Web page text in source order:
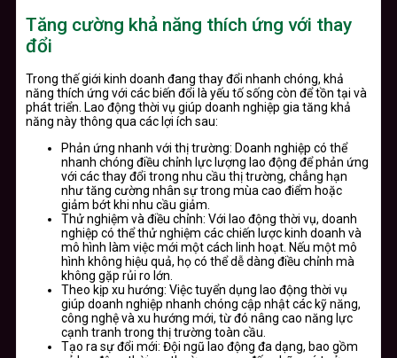
Tăng cường khả năng thích ứng với thay
đổi
Trong thế giới kinh doanh đang thay đổi nhanh chóng, khả
năng thích ứng với các biến đổi là yếu tố sống còn để tồn tại và
phát triển. Lao động thời vụ giúp doanh nghiệp gia tăng khả
năng này thông qua các lợi ích sau:
Phản ứng nhanh với thị trường: Doanh nghiệp có thể
nhanh chóng điều chỉnh lực lượng lao động để phản ứng
với các thay đổi trong nhu cầu thị trường, chẳng hạn
như tăng cường nhân sự trong mùa cao điểm hoặc
giảm bớt khi nhu cầu giảm.
Thử nghiệm và điều chỉnh: Với lao động thời vụ, doanh
nghiệp có thể thử nghiệm các chiến lược kinh doanh và
mô hình làm việc mới một cách linh hoạt. Nếu một mô
hình không hiệu quả, họ có thể dễ dàng điều chỉnh mà
không gặp rủi ro lớn.
Theo kịp xu hướng: Việc tuyển dụng lao động thời vụ
giúp doanh nghiệp nhanh chóng cập nhật các kỹ năng,
công nghệ và xu hướng mới, từ đó nâng cao năng lực
cạnh tranh trong thị trường toàn cầu.
Tạo ra sự đổi mới: Đội ngũ lao động đa dạng, bao gồm